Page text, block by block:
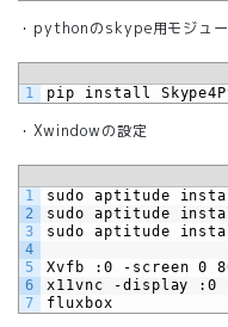
・pythonのskype用モジュ
1
pip install
・Xwindowの設定
1
2
3
4
5
6
7
sudo aptitude
sudo
aptitude
sudo
aptitude
Xvfb :0 -screen 0
x11vnc
-display
:0
fluxbox